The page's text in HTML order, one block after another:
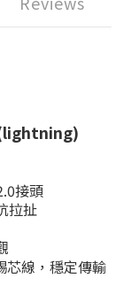
(lightning)
接頭
拉扯
芯線，穩定傳輸